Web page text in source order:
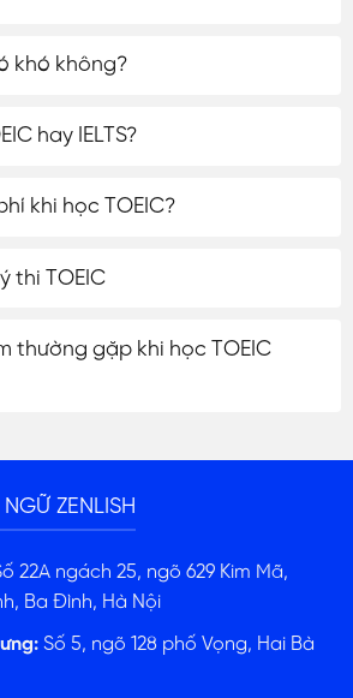
khó không?
hay IELTS?
khi học TOEIC?
thi TOEIC
thường gặp khi học TOEIC
ZENLISH
22A ngách 25, ngõ 629 Kim Mã,
Ba Đình, Hà Nội
Số 5, ngõ 128 phố Vọng, Hai Bà